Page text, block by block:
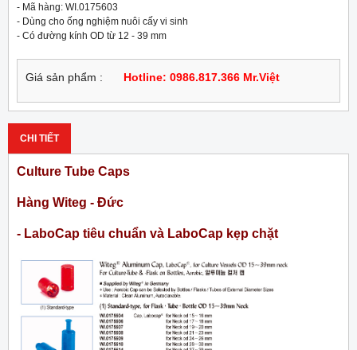
- Mã hàng: WI.0175603
- Dùng cho ống nghiệm nuôi cấy vi sinh
- Có đường kính OD từ 12 - 39 mm
Giá sản phẩm : Hotline: 0986.817.366 Mr.Việt
CHI TIẾT
Culture Tube Caps
Hàng Witeg - Đức
- LaboCap tiêu chuẩn và LaboCap kẹp chặt